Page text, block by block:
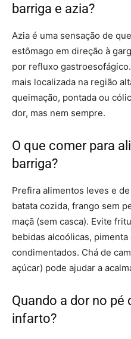
barriga e azia?
Azia é uma sensação de
estômago em direção à
por refluxo
mais localizada na região
queimação, pontada ou
dor, mas nem sempre.
O que comer para
barriga?
Prefira alimentos leves e
batata cozida, frango sem
maçã (sem casca). Evite
bebidas alcoólicas,
condimentados. Chá de
açúcar) pode ajudar a
Quando a dor no pé
infarto?